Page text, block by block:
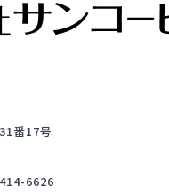
番17号
6626